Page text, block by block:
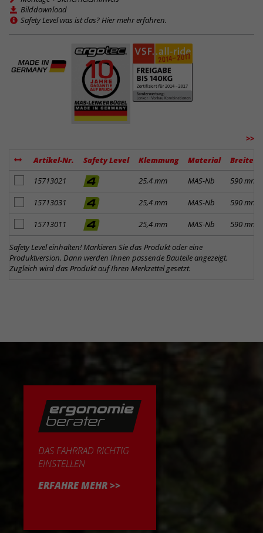
Bilddownload
Safety Level was ist das? Hier mehr erfahren.
>>
Artikel-Nr. Safety Level Klemmung Material
Breite
Artikel zum Merkzettel hinzufügen
15713021 25,4 mm MAS-Nb 590 mm
Artikel zum Merkzettel hinzufügen
15713031 25,4 mm MAS-Nb 590 mm
Artikel zum Merkzettel hinzufügen
15713011 25,4 mm MAS-Nb 590 mm
Safety Level einhalten! Markieren Sie das Produkt oder eine
Produktversion. Dann werden Ihnen passende Bauteile angezeigt.
Zugleich wird das Produkt auf Ihren Merkzettel gesetzt.
DAS FAHRRAD RICHTIG
EINSTELLEN
ERFAHRE MEHR >>